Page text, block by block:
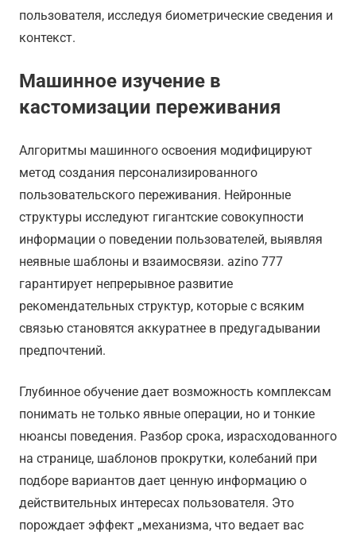
пользователя, исследуя биометрические сведения и
контекст.
Машинное изучение в
кастомизации переживания
Алгоритмы машинного освоения модифицируют
метод создания персонализированного
пользовательского переживания. Нейронные
структуры исследуют гигантские совокупности
информации о поведении пользователей, выявляя
неявные шаблоны и взаимосвязи. azino 777
гарантирует непрерывное развитие
рекомендательных структур, которые с всяким
связью становятся аккуратнее в предугадывании
предпочтений.
Глубинное обучение дает возможность комплексам
понимать не только явные операции, но и тонкие
нюансы поведения. Разбор срока, израсходованного
на странице, шаблонов прокрутки, колебаний при
подборе вариантов дает ценную информацию о
действительных интересах пользователя. Это
порождает эффект „механизма, что ведает вас